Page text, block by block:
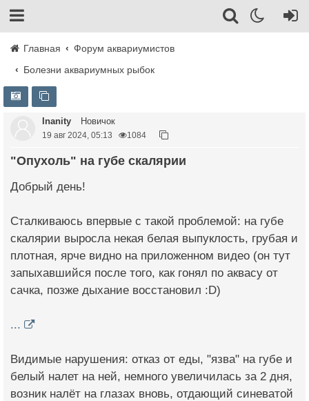
Главная
Форум аквариумистов
Болезни аквариумных рыбок
Inanity Новичок
19 авг 2024, 05:13 1084
"Опухоль" на губе скалярии
Добрый день!
Сталкиваюсь впервые с такой проблемой: на губе
скалярии выросла некая белая выпуклость, грубая и
плотная, ярче видно на приложенном видео (он тут
запыхавшийся после того, как гонял по аквасу от
сачка, позже дыхание восстановил :D)
...
Видимые нарушения: отказ от еды, "язва" на губе и
белый налет на ней, немного увеличилась за 2 дня,
возник налёт на глазах вновь, отдающий синеватой